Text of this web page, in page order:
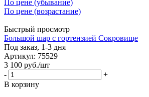
По цене (убывание)
По цене (возрастание)
Быстрый просмотр
Большой шар с гортензией Сокровище
Под заказ, 1-3 дня
Артикул: 75529
3 100 руб./шт
-
+
В корзину